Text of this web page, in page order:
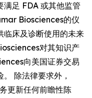
满足 FDA 或其他监管
Biosciences的仪
临床及诊断使用的未来
对其知识产
向美国证券交易
除法律要求外，
更新任何前瞻性陈